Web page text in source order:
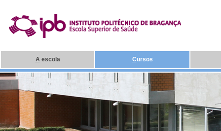
A escola Cursos